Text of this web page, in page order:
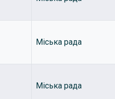
Міська рада
Міська рада